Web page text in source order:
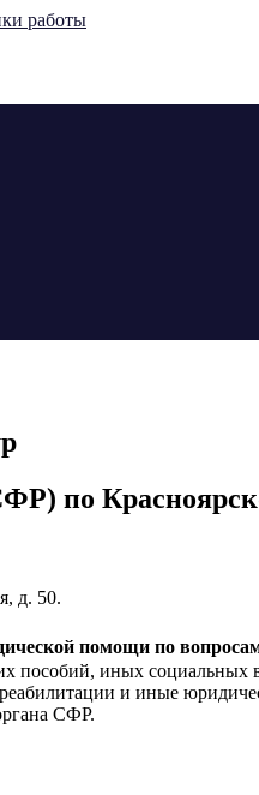
по
д. 50.
помощи по
пособий, иных
и иные
СФР.